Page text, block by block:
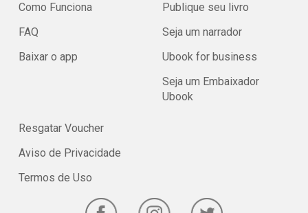
Como Funciona
FAQ
Baixar o app
Publique seu livro
Seja um narrador
Ubook for business
Seja um Embaixador
Ubook
Resgatar Voucher
Aviso de Privacidade
Termos de Uso